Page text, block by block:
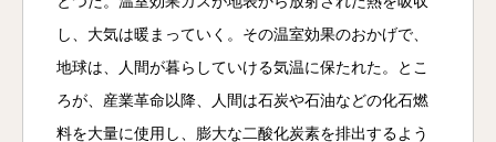
し、大気は暖まっていく。その温室効果のおかげで、
地球は、人間が暮らしていける気温に保たれた。とこ
ろが、産業革命以降、人間は石炭や石油などの化石燃
料を大量に使用し、膨大な二酸化炭素を排出するよう